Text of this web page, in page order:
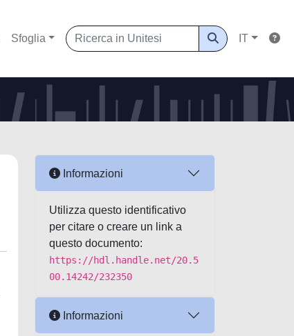
Sfoglia IT
Informazioni
Utilizza questo identificativo
per citare o creare un link a
questo documento:
https://hdl.handle.net/20.5
00.14242/232350
Informazioni